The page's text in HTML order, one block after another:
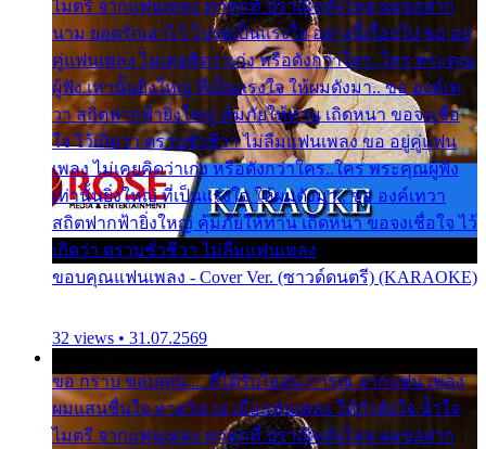
ไมตรี จากแฟนเพลง ทุกทุกที่ ปราณีหลั่งไหล ผมขอฝาก
นาม ยอดรักเอาไว้ โปรดเป็นแรงใจ อย่างนี้เรื่อยไป ขอ อยู่
คู่แฟนเพลง ไม่เคยคิดว่าเก่ง หรือดังกว่าใคร..ใคร พระคุณ
ผู้ฟัง เท่านั้นยิ่งใหญ่ ที่เป็นแรงใจ ให้ผมดังมา.. ขอ องค์เท
วา สถิตฟากฟ้ายิ่งใหญ่ คุ้มภัยให้ท่าน เถิดหนา ขอจงเชื่อ
ใจ ไว้เถิดว่า ตราบชั่วชีวา ไม่ลืมแฟนเพลง ขอ อยู่คู่แฟน
เพลง ไม่เคยคิดว่าเก่ง หรือดังกว่าใคร..ใคร พระคุณผู้ฟัง
เท่านั้นยิ่งใหญ่ ที่เป็นแรงใจ ให้ผมดังมา.. ขอ องค์เทวา
สถิตฟากฟ้ายิ่งใหญ่ คุ้มภัยให้ท่าน เถิดหนา ขอจงเชื่อใจ ไว้
เถิดว่า ตราบชั่วชีวา ไม่ลืมแฟนเพลง
ขอบคุณแฟนเพลง - Cover Ver. (ซาวด์ดนตรี) (KARAOKE)
32 views • 31.07.2569
ขอ กราบ ขอบคุณ.... ที่ได้รับไออุ่น การุณ จากแฟน เพลง
ผมแสนชื่นใจ หายวังเวง เมื่อแฟนเพลง ให้กำลังใจ น้ำใจ
ไมตรี จากแฟนเพลง ทุกทุกที่ ปราณีหลั่งไหล ผมขอฝาก